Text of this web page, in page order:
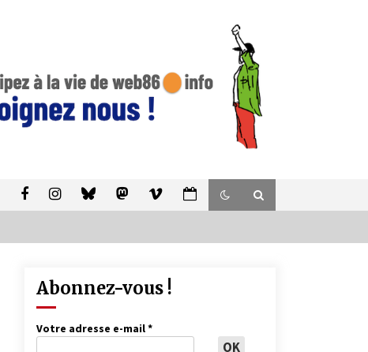
Abonnez-vous !
Votre adresse e-mail*